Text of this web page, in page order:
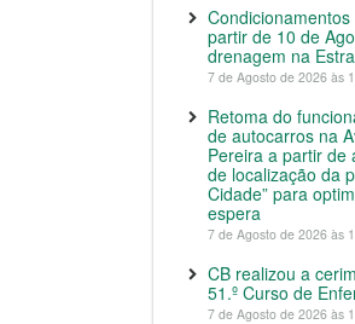
partir de 10 de
drenagem na
7 de Agosto de 2026 às
Retoma do
de autocarros na
Pereira a partir de
de localização da
Cidade” para
espera
7 de Agosto de 2026 às
CB realizou a
51.º Curso de
7 de Agosto de 2026 às